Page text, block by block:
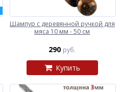
Шампур с деревянной ручкой для
мяса 10 мм - 50 см
290 руб.
Купить